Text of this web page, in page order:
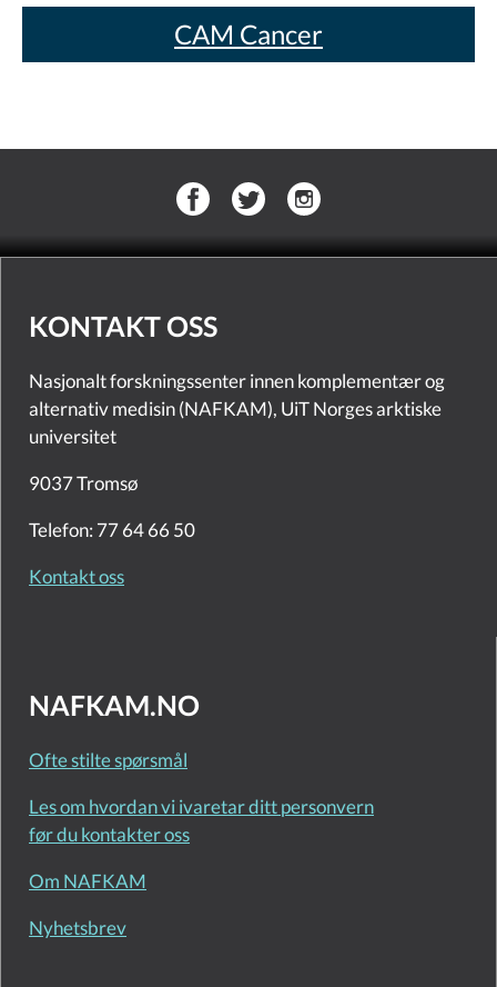
CAM Cancer
KONTAKT OSS
Nasjonalt forskningssenter innen komplementær og
alternativ medisin (NAFKAM), UiT Norges arktiske
universitet
9037 Tromsø
Telefon: 77 64 66 50
Kontakt oss
NAFKAM.NO
Ofte stilte spørsmål
Les om hvordan vi ivaretar ditt personvern
før du kontakter oss
Om NAFKAM
Nyhetsbrev